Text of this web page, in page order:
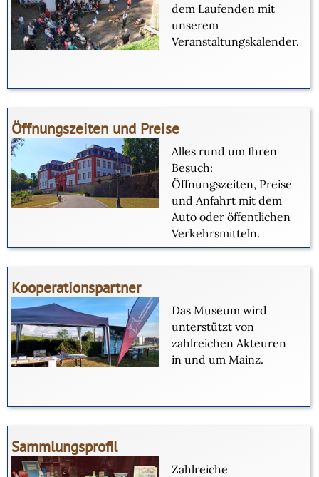
dem Laufenden mit
unserem
Veranstaltungskalender.
Öffnungszeiten und Preise
Alles rund um Ihren
Besuch:
Öffnungszeiten, Preise
und Anfahrt mit dem
Auto oder öffentlichen
Verkehrsmitteln.
Kooperationspartner
Das Museum wird
unterstützt von
zahlreichen Akteuren
in und um Mainz.
Sammlungsprofil
Zahlreiche